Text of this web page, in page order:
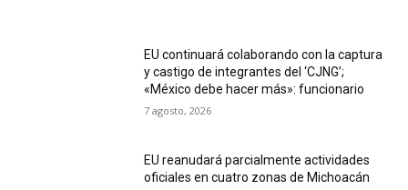
EU continuará colaborando con la captura
y castigo de integrantes del ‘CJNG’;
«México debe hacer más»: funcionario
7 agosto, 2026
EU reanudará parcialmente actividades
oficiales en cuatro zonas de Michoacán